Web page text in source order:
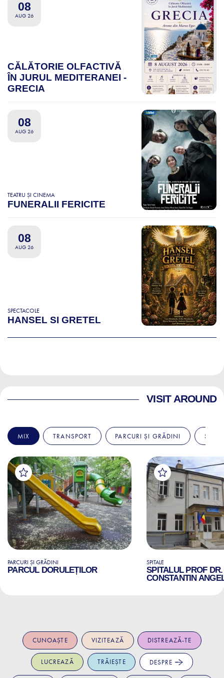
08
AUG 26
CĂLĂTORIE OLFACTIVĂ
ÎN JURUL MEDITERANEI -
GRECIA
08
AUG 26
TEATRU ȘI CINEMA
FUNERALII FERICITE
08
AUG 26
SPECTACOLE
HANSEL SI GRETEL
VISIT AROUND
MIX TRANSPORT PARCURI ȘI GRĂDINI
PARCURI ȘI GRĂDINI
PARCUL DORULEȚILOR
SPITALE
SPITALUL PROF DR.
CONSTANTIN
CUNOAȘTE VIZITEAZĂ DISTREAZĂ-TE
LUCREAZĂ TRĂIEȘTE DESPRE